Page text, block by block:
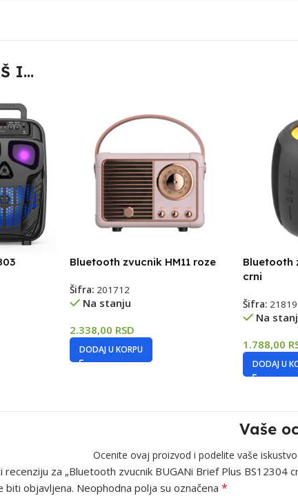
I...
Bluetooth zvucnik HM11 roze
Šifra: 201712
Na stanju
2.338,00 RSD
DODAJ U KORPU
Bluetooth
crni
Šifra:
Na
1.788,00
DODAJ U
Vaše
Ocenite ovaj proizvod i podelite vaše
za „Bluetooth zvucnik BUGANi Brief Plus BS12304
biti objavljena. Neophodna polja su označena *